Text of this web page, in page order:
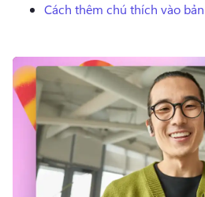
Cách thêm chú thích vào